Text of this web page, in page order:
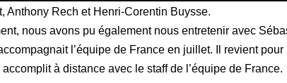
Anthony Rech et Henri-Corentin Buysse.
nous avons pu également nous entretenir avec
l’équipe de France en juillet. Il revient
à distance avec le staff de l’équipe de France.